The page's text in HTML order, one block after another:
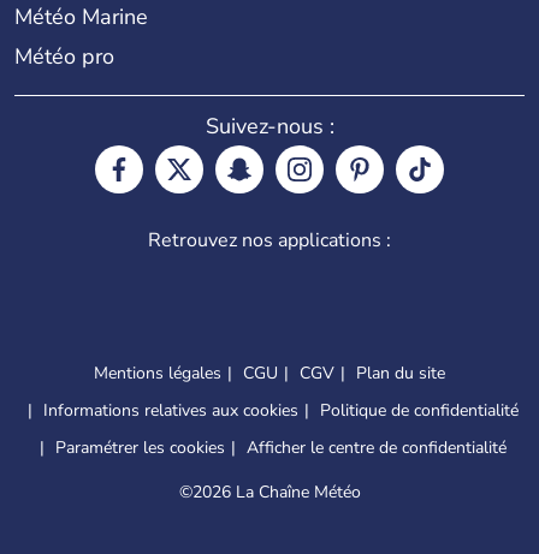
Météo Marine
Météo pro
Suivez-nous :
Retrouvez nos applications :
Mentions légales CGU CGV
Plan du site
Informations relatives aux cookies
Politique de confidentialité
Paramétrer les cookies
Afficher le centre de confidentialité
©2026 La Chaîne Météo